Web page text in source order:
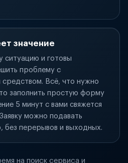
значение
ситуацию и готовы
проблему с
Всё, что нужно
заполнить простую форму
5 минут с вами свяжется
можно подавать
без перерывов и выходных.
на поиск сервиса и